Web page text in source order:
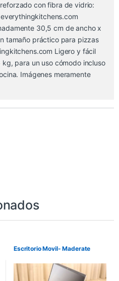
con fibra de vidrio:
30,5 cm de ancho x
tamaño práctico para pizzas
Ligero y fácil
para un uso cómodo incluso
Imágenes meramente
Escritorio Movil- Maderate